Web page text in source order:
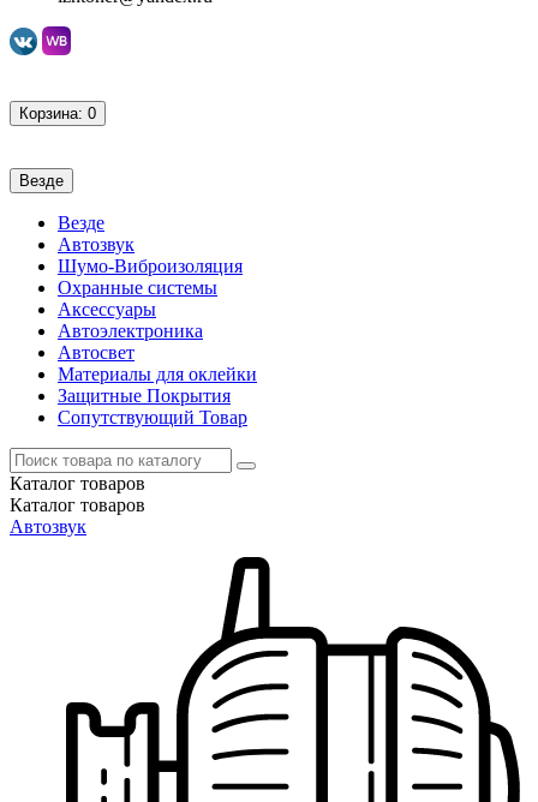
Корзина: 0
Везде
Везде
Автозвук
Шумо-Виброизоляция
Охранные системы
Аксессуары
Автоэлектроника
Автосвет
Материалы для оклейки
Защитные Покрытия
Сопутствующий Товар
Каталог товаров
Каталог товаров
Автозвук